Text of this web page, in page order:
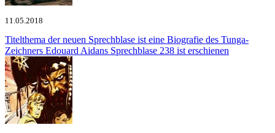
11.05.2018
Titelthema der neuen Sprechblase ist eine Biografie des Tunga-
Zeichners Edouard Aidans Sprechblase 238 ist erschienen